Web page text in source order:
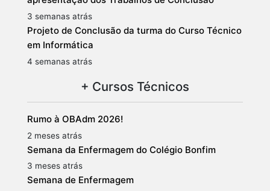
3 semanas atrás
Projeto de Conclusão da turma do Curso Técnico
em Informática
4 semanas atrás
+ Cursos Técnicos
Rumo à OBAdm 2026!
2 meses atrás
Semana da Enfermagem do Colégio Bonfim
3 meses atrás
Semana de Enfermagem